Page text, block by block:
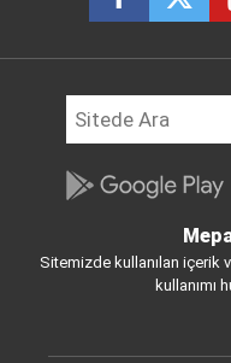
Sitemizde kullanılan içerik
kullanımı